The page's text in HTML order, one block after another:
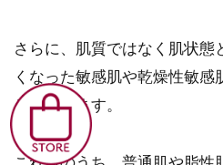
さらに、肌質ではなく肌状態
くなった敏感肌や乾燥性敏感
どもあります。